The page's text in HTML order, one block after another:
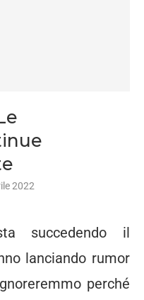
2022
succedendo il
lanciando rumor
perché